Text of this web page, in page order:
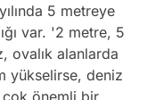
5 metreye
var. '2 metre, 5
ovalık alanlarda
yükselirse, deniz